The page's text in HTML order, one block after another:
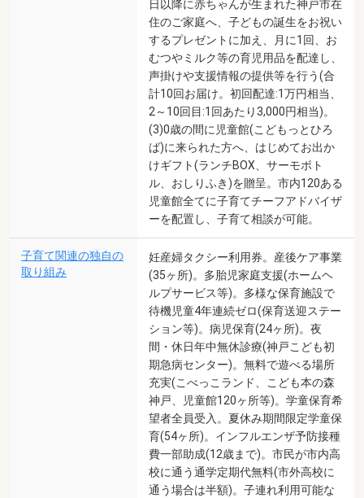
日以降に赤ちゃんが生まれた神戸市在
住のご家庭へ、子どもの誕生をお祝い
するプレゼントに加え、月に1回、お
むつやミルク等の育児用品を配達し、
声掛けや支援情報の提供等を行う(合
計10回お届け。初回配達:1万円相当、
2～10回目:1回あたり3,000円相当)。
(3)0歳の間に児童館(こどもっとひろ
ば)に来られた方へ、はじめてお出か
けギフト(ランチBOX、サーモボト
ル、おしりふき)を贈呈。市内120ある
児童館全てに子育てチーフアドバイザ
ーを配置し、子育て相談が可能。
子育て関連の独自の
取り組み
妊産婦タクシー利用券。産後ケア事業
(35ヶ所)。多胎児家庭支援(ホームヘ
ルプサービス等)。多様な保育施設で
待機児童4年連続ゼロ(保育送迎ステー
ション等)。病児保育(24ヶ所)。夜
間・休日年中無休診療(神戸こども初
期急病センター)。無料で遊べる場所
充実(こべっこランド、こども本の森
神戸、児童館120ヶ所等)。学童保育希
望者全員受入。夏休み期間限定学童保
育(54ヶ所)。インフルエンザ予防接種
費一部助成(12歳まで)。市民が市内高
校に通う通学定期代無料(市外高校に
通う場合は半額)。子連れ利用可能な